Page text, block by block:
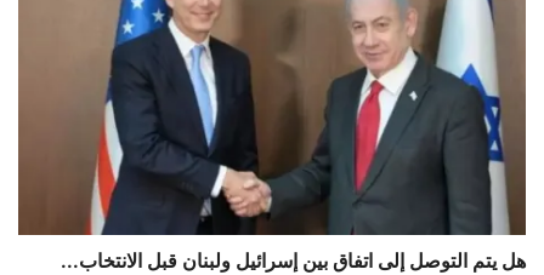
هل يتم التوصل إلى اتفاق بين إسرائيل ولبنان قبل الانتخاب...